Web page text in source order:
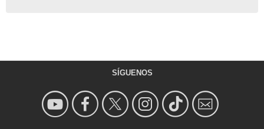
SÍGUENOS